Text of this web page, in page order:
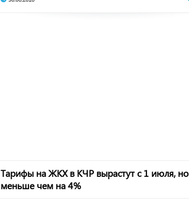
Тарифы на ЖКХ в КЧР вырастут с 1 июля, но
меньше чем на 4%